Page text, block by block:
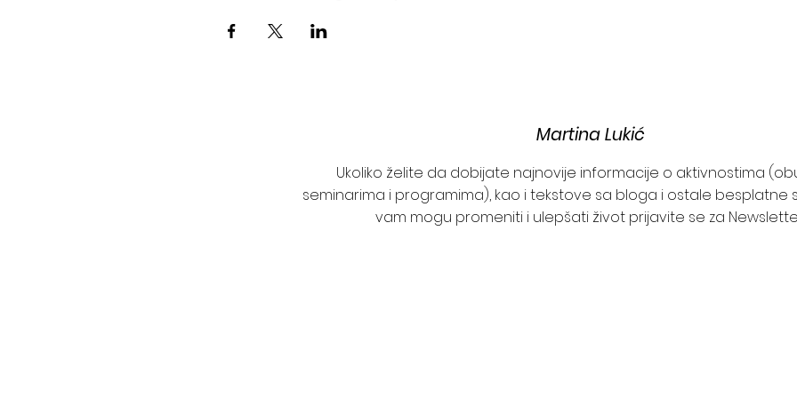
Martina Lukić
Ukoliko želite da dobijate najnovije informacije o aktivnostima
seminarima i programima), kao i tekstove sa bloga i ostale besplatne
vam mogu promeniti i ulepšati život prijavite se za